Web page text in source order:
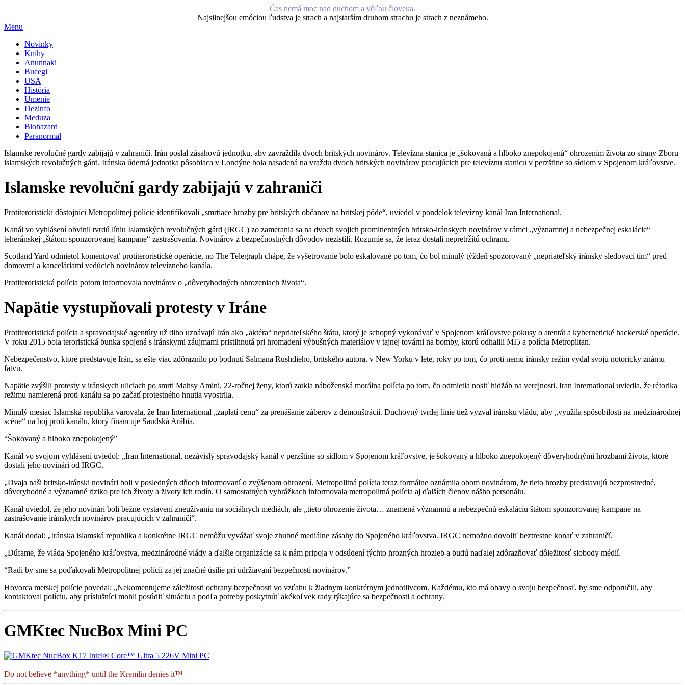
Čas nemá moc nad duchom a vôľou človeka.
Najsilnejšou emóciou ľudstva je strach a najstarším druhom strachu je strach z neznámeho.
Menu
Novinky
Knihy
Anunnaki
Bucegi
USA
História
Umenie
Dezinfo
Meduza
Biohazard
Paranormal
Islamske revolučné gardy zabijajú v zahraničí. Irán poslal zásahovú jednotku, aby zavraždila dvoch britských novinárov. Televízna stanica je „šokovaná a hlboko znepokojená“ ohrozením života zo strany Zboru
islamských revolučných gárd. Iránska úderná jednotka pôsobiaca v Londýne bola nasadená na vraždu dvoch britských novinárov pracujúcich pre televíznu stanicu v perzštine so sídlom v Spojenom kráľovstve.
Islamske revoluční gardy zabijajú v zahraniči
Protiteroristickí dôstojníci Metropolitnej polície identifikovali „smrtiace hrozby pre britských občanov na britskej pôde“, uviedol v pondelok televízny kanál Iran International.
Kanál vo vyhlásení obvinil tvrdú líniu Islamských revolučných gárd (IRGC) zo zamerania sa na dvoch svojich prominentných britsko-iránskych novinárov v rámci „významnej a nebezpečnej eskalácie“
teheránskej „štátom sponzorovanej kampane“ zastrašovania. Novinárov z bezpečnostných dôvodov nezistili. Rozumie sa, že teraz dostali nepretržitú ochranu.
Scotland Yard odmietol komentovať protiteroristické operácie, no The Telegraph chápe, že vyšetrovanie bolo eskalované po tom, čo bol minulý týždeň spozorovaný „nepriateľský iránsky sledovací tím“ pred
domovmi a kanceláriami vedúcich novinárov televízneho kanála.
Protiteroristická polícia potom informovala novinárov o „dôveryhodných ohrozeniach života“.
Napätie vystupňovali protesty v Iráne
Protiteroristická polícia a spravodajské agentúry už dlho uznávajú Irán ako „aktéra“ nepriateľského štátu, ktorý je schopný vykonávať v Spojenom kráľovstve pokusy o atentát a kybernetické hackerské operácie.
V roku 2015 bola teroristická bunka spojená s iránskymi záujmami pristihnutá pri hromadení výbušných materiálov v tajnej továrni na bomby, ktorú odhalili MI5 a polícia Metropiltan.
Nebezpečenstvo, ktoré predstavuje Irán, sa ešte viac zdôraznilo po bodnutí Salmana Rushdieho, britského autora, v New Yorku v lete, roky po tom, čo proti nemu iránsky režim vydal svoju notoricky známu
fatvu.
Napätie zvýšili protesty v iránskych uliciach po smrti Mahsy Amini, 22-ročnej ženy, ktorú zatkla náboženská morálna polícia po tom, čo odmietla nosiť hidžáb na verejnosti. Iran International uviedla, že rétorika
režimu namierená proti kanálu sa po začatí protestného hnutia vyostrila.
Minulý mesiac Islamská republika varovala, že Iran International „zaplatí cenu“ za prenášanie záberov z demonštrácií. Duchovný tvrdej línie tiež vyzval iránsku vládu, aby „využila spôsobilosti na medzinárodnej
scéne“ na boj proti kanálu, ktorý financuje Saudská Arábia.
“Šokovaný a hlboko znepokojený”
Kanál vo svojom vyhlásení uviedol: „Iran International, nezávislý spravodajský kanál v perzštine so sídlom v Spojenom kráľovstve, je šokovaný a hlboko znepokojený dôveryhodnými hrozbami života, ktoré
dostali jeho novinári od IRGC.
„Dvaja naši britsko-iránski novinári boli v posledných dňoch informovaní o zvýšenom ohrození. Metropolitná polícia teraz formálne oznámila obom novinárom, že tieto hrozby predstavujú bezprostredné,
dôveryhodné a významné riziko pre ich životy a životy ich rodín. O samostatných vyhrážkach informovala metropolitná polícia aj ďalších členov nášho personálu.
Kanál uviedol, že jeho novinári boli bežne vystavení zneužívaniu na sociálnych médiách, ale „tieto ohrozenie života… znamená významnú a nebezpečnú eskaláciu štátom sponzorovanej kampane na
zastrašovanie iránskych novinárov pracujúcich v zahraničí“.
Kanál dodal: „Iránska islamská republika a konkrétne IRGC nemôžu vyvážať svoje zhubné mediálne zásahy do Spojeného kráľovstva. IRGC nemožno dovoliť beztrestne konať v zahraničí.
„Dúfame, že vláda Spojeného kráľovstva, medzinárodné vlády a ďalšie organizácie sa k nám pripoja v odsúdení týchto hrozných hrozieb a budú naďalej zdôrazňovať dôležitosť slobody médií.
“Radi by sme sa poďakovali Metropolitnej polícii za jej značné úsilie pri udržiavaní bezpečnosti novinárov.”
Hovorca metskej polície povedal: „Nekomentujeme záležitosti ochrany bezpečnosti vo vzťahu k žiadnym konkrétnym jednotlivcom. Každému, kto má obavy o svoju bezpečnosť, by sme odporučili, aby
kontaktoval políciu, aby príslušníci mohli posúdiť situáciu a podľa potreby poskytnúť akékoľvek rady týkajúce sa bezpečnosti a ochrany.
GMKtec NucBox Mini PC
Do not believe *anything* until the Kremlin denies it™